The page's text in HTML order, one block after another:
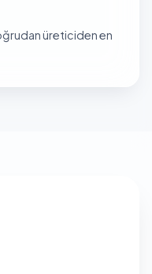
üreticiden en